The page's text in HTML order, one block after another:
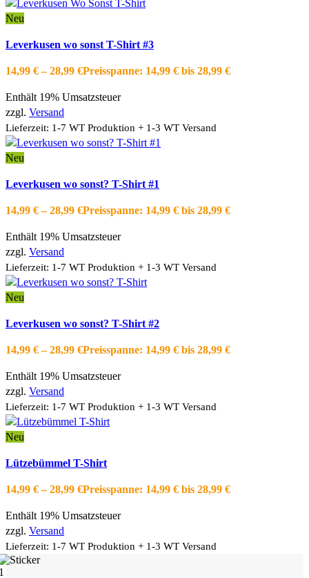
Neu
Die Optionen können auf der Produktseite gewählt werden
Zur Wishlist hinzufügen
Leverkusen wo sonst T-Shirt #3
14,99 € –28,99 €Preisspanne: 14,99 € bis 28,99 €
Enthält 19% Umsatzsteuer
zzgl. Versand
Lieferzeit: 1-7 WT Produktion + 1-3 WT Versand
Neu
Die Optionen können auf der Produktseite gewählt werden
Zur Wishlist hinzufügen
Leverkusen wo sonst? T-Shirt #1
14,99 € –28,99 €Preisspanne: 14,99 € bis 28,99 €
Enthält 19% Umsatzsteuer
zzgl. Versand
Lieferzeit: 1-7 WT Produktion + 1-3 WT Versand
Neu
Die Optionen können auf der Produktseite gewählt werden
Zur Wishlist hinzufügen
Leverkusen wo sonst? T-Shirt #2
14,99 € –28,99 €Preisspanne: 14,99 € bis 28,99 €
Enthält 19% Umsatzsteuer
zzgl. Versand
Lieferzeit: 1-7 WT Produktion + 1-3 WT Versand
Neu
Die Optionen können auf der Produktseite gewählt werden
Zur Wishlist hinzufügen
Lützebümmel T-Shirt
14,99 € –28,99 €Preisspanne: 14,99 € bis 28,99 €
Enthält 19% Umsatzsteuer
zzgl. Versand
Lieferzeit: 1-7 WT Produktion + 1-3 WT Versand